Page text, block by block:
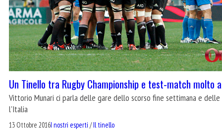
Un Tinello tra Rugby Championship e test-match molto
Vittorio Munari ci parla delle gare dello scorso fine settimana e
l'Italia
13 Ottobre 2016I nostri esperti /Il tinello